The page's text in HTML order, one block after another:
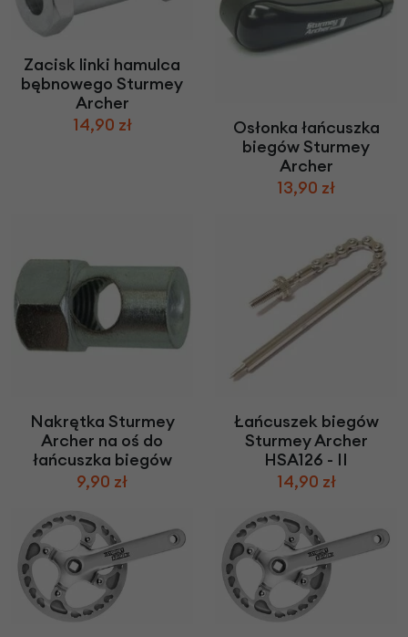
Zacisk linki hamulca
bębnowego Sturmey
Archer
14,90 zł
Osłonka łańcuszka
biegów Sturmey
Archer
13,90 zł
Nakrętka Sturmey
Archer na oś do
łańcuszka biegów
9,90 zł
Łańcuszek biegów
Sturmey Archer
HSA126 - II
14,90 zł